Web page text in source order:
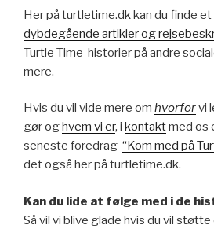
Her på turtletime.dk kan du finde et
dybdegående artikler og
Turtle Time-historier på andre
mere.
Hvis du vil vide mere om hvorforvi
gør oghvem vi er, i kontaktmed os
seneste foredrag “Kom med på
det også her på turtletime.dk.
Kan du lide at følge med i de
Så vil vi blive glade hvis du vil